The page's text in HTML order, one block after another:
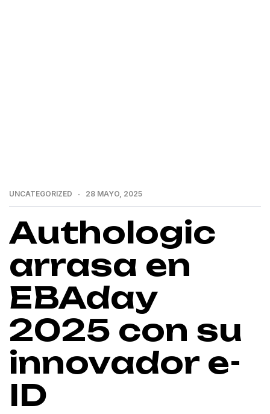
UNCATEGORIZED 28 MAYO, 2025
Authologic
arrasa en
EBAday
2025 con su
innovador e-
ID